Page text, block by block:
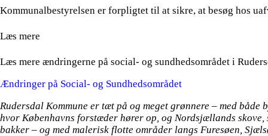
Kommunalbestyrelsen er forpligtet til at sikre, at besøg hos
Læs mere
Læs mere ændringerne på social- og sundhedsområdet i
Ændringer på Social- og Sundhedsområdet
Rudersdal Kommune er tæt på og meget grønnere – med
hvor Københavns forstæder hører op, og Nordsjællands
bakker – og med malerisk flotte områder langs Furesøen,